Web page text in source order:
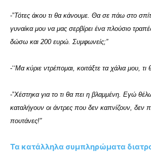
-”Τότες άκου τι θα κάνουμε. Θα σε πάω στο
γυναίκα μου να μας σερβίρει ένα πλούσιο
δώσω και 200 ευρώ. Συμφωνείς;”
-‘‘Μα κύριε ντρέπομαι, κοιτάξτε τα χάλια μου, τι
-”Χέστηκα για το τι θα πει η βλαμμένη. Εγώ
καταλήγουν οι άντρες που δεν καπνίζουν, δεν
πουτάνες!”
Τα κατάλληλα συμπληρώματα